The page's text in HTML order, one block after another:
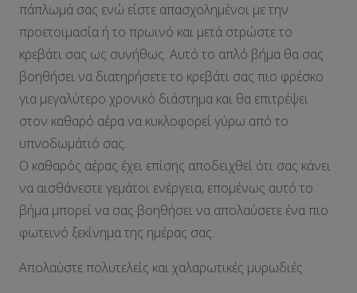
πάπλωμά σας ενώ είστε απασχολημένοι με την
προετοιμασία ή το πρωινό και μετά στρώστε το
κρεβάτι σας ως συνήθως. Αυτό το απλό βήμα θα σας
βοηθήσει να διατηρήσετε το κρεβάτι σας πιο φρέσκο
για μεγαλύτερο χρονικό διάστημα και θα επιτρέψει
στον καθαρό αέρα να κυκλοφορεί γύρω από το
υπνοδωμάτιό σας.
Ο καθαρός αέρας έχει επίσης αποδειχθεί ότι σας κάνει
να αισθάνεστε γεμάτοι ενέργεια, επομένως αυτό το
βήμα μπορεί να σας βοηθήσει να απολαύσετε ένα πιο
φωτεινό ξεκίνημα της ημέρας σας.
Απολαύστε πολυτελείς και χαλαρωτικές μυρωδιές